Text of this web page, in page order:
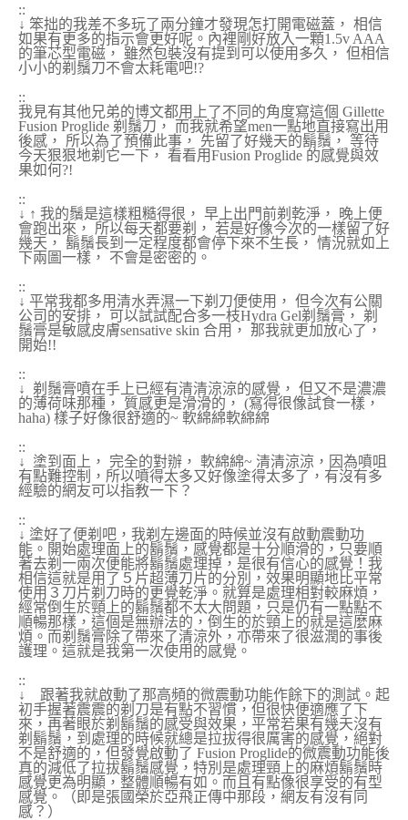
::
↓ 笨拙的我差不多玩了兩分鐘才發現怎打開電磁蓋， 相信
如果有更多的指示會更好呢。內裡剛好放入一顆1.5v AAA
的筆芯型電磁， 雖然包裝沒有提到可以使用多久， 但相信
小小的剃鬚刀不會太耗電吧!?
::
我見有其他兄弟的博文都用上了不同的角度寫這個 Gillette
Fusion Proglide 剃鬚刀， 而我就希望men一點地直接寫出用
後感， 所以為了預備此事， 先留了好幾天的鬍鬚， 等待
今天狠狠地剃它一下， 看看用Fusion Proglide 的感覺與效
果如何?!
::
↓ ↑ 我的鬚是這樣粗糙得很， 早上出門前剃乾淨， 晚上便
會跑出來， 所以每天都要剃， 若是好像今次的一樣留了好
幾天， 鬍鬚長到一定程度都會停下來不生長， 情況就如上
下兩圖一樣， 不會是密密的。
::
↓ 平常我都多用清水弄濕一下剃刀便使用， 但今次有公關
公司的安排， 可以試試配合多一枝Hydra Gel剃鬚膏， 剃
鬚膏是敏感皮膚sensative skin 合用， 那我就更加放心了，
開始!!
::
↓ 剃鬚膏噴在手上已經有清清涼涼的感覺， 但又不是濃濃
的薄荷味那種， 質感更是滑滑的， (寫得很像試食一樣，
haha) 樣子好像很舒適的~ 軟綿綿軟綿綿
::
↓ 塗到面上， 完全的對辦， 軟綿綿~ 清清涼涼，因為噴咀
有點難控制，所以噴得太多又好像塗得太多了，有沒有多
經驗的網友可以指教一下？
::
↓ 塗好了便剃吧，我剃左邊面的時候並沒有啟動震動功
能。開始處理面上的鬍鬚，感覺都是十分順滑的，只要順
著去剃一兩次便能將鬍鬚處理掉，是很有信心的感覺！我
相信這就是用了５片超薄刀片的分別，效果明顯地比平常
使用３刀片剃刀時的更覺乾淨。就算是處理相對較麻煩，
經常倒生於頸上的鬍鬚都不太大問題，只是仍有一點點不
順暢那樣，這個是無辦法的，倒生的於頸上的就是這麼麻
煩。而剃鬚膏除了帶來了清涼外，亦帶來了很滋潤的事後
護理。這就是我第一次使用的感覺。
::
↓ 跟著我就啟動了那高頻的微震動功能作餘下的測試。起
初手握著震震的剃刀是有點不習慣，但很快便適應了下
來，再著眼於剃鬍鬚的感受與效果，平常若果有幾天沒有
剃鬍鬚，到處理的時候就總是拉拔得很厲害的感覺，絕對
不是舒適的，但發覺啟動了 Fusion Proglide的微震動功能後
真的減低了拉拔鬍鬚感覺，特別是處理頸上的麻煩鬍鬚時
感覺更為明顯，整體順暢有如。而且有點像很享受的有型
感覺。（即是張國榮於亞飛正傳中那段，網友有沒有同
感？）